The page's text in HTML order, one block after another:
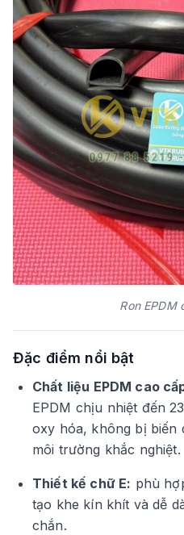
Ron EPDM
Đặc điểm nổi bật
Chất liệu EPDM cao
EPDM chịu nhiệt đến
oxy hóa, không bị biến
môi trường khắc nghiệt.
Thiết kế chữ E: phù
tạo khe kín khít và dễ
chắn.